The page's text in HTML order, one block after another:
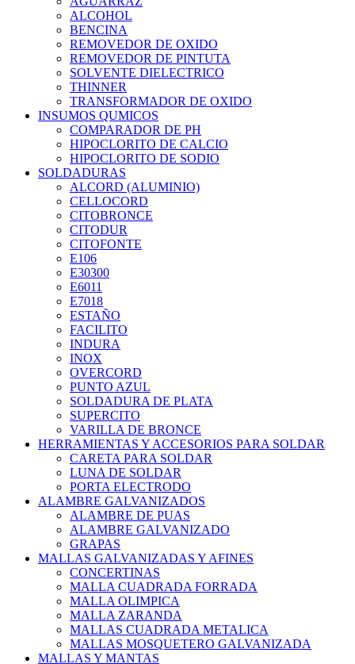
ALCOHOL
BENCINA
REMOVEDOR DE OXIDO
REMOVEDOR DE PINTUTA
SOLVENTE DIELECTRICO
THINNER
TRANSFORMADOR DE OXIDO
INSUMOS QUMICOS
COMPARADOR DE PH
HIPOCLORITO DE CALCIO
HIPOCLORITO DE SODIO
SOLDADURAS
ALCORD (ALUMINIO)
CELLOCORD
CITOBRONCE
CITODUR
CITOFONTE
E106
E30300
E6011
E7018
ESTAÑO
FACILITO
INDURA
INOX
OVERCORD
PUNTO AZUL
SOLDADURA DE PLATA
SUPERCITO
VARILLA DE BRONCE
HERRAMIENTAS Y ACCESORIOS PARA SOLDAR
CARETA PARA SOLDAR
LUNA DE SOLDAR
PORTA ELECTRODO
ALAMBRE GALVANIZADOS
ALAMBRE DE PUAS
ALAMBRE GALVANIZADO
GRAPAS
MALLAS GALVANIZADAS Y AFINES
CONCERTINAS
MALLA CUADRADA FORRADA
MALLA OLIMPICA
MALLA ZARANDA
MALLAS CUADRADA METALICA
MALLAS MOSQUETERO GALVANIZADA
MALLAS Y MANTAS